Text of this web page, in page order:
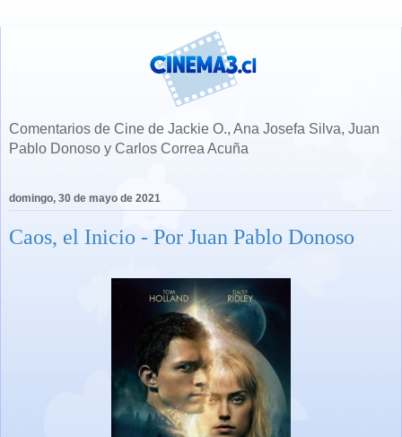
Comentarios de Cine de Jackie O., Ana Josefa Silva, Juan
Pablo Donoso y Carlos Correa Acuña
domingo, 30 de mayo de 2021
Caos, el Inicio - Por Juan Pablo Donoso